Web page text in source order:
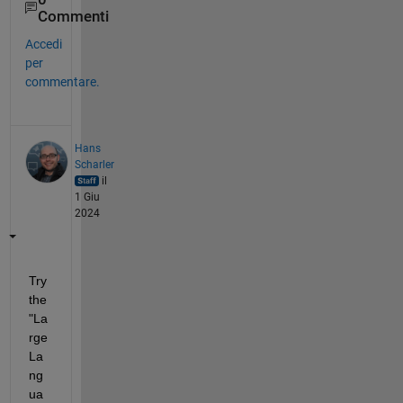
Commenti
Accedi
per
commentare.
Hans
Scharler
il
1 Giu
2024
Try
the
"La
rge
La
ng
ua